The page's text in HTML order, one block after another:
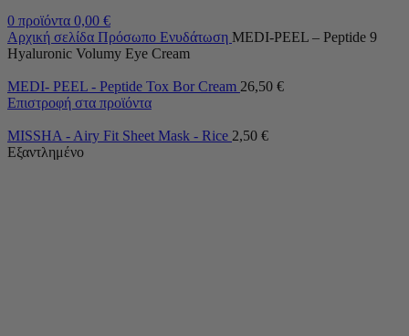
0 προϊόντα 0,00 €
Αρχική σελίδα Πρόσωπο Ενυδάτωση MEDI-PEEL – Peptide 9
Hyaluronic Volumy Eye Cream
MEDI- PEEL - Peptide Tox Bor Cream 26,50 €
Επιστροφή στα προϊόντα
MISSHA - Airy Fit Sheet Mask - Rice 2,50 €
Εξαντλημένο